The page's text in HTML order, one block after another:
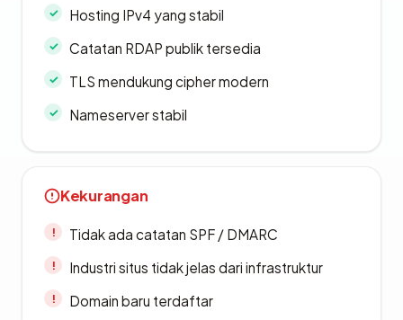
Hosting IPv4 yang stabil
Catatan RDAP publik tersedia
TLS mendukung cipher modern
Nameserver stabil
Kekurangan
Tidak ada catatan SPF / DMARC
Industri situs tidak jelas dari infrastruktur
Domain baru terdaftar